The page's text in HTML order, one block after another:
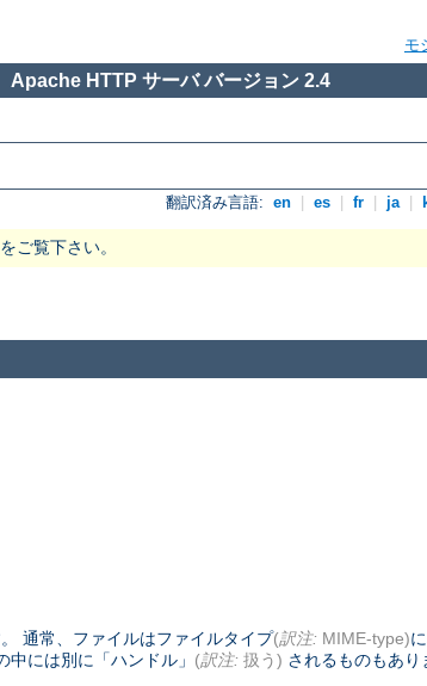
モ
Apache HTTP サーバ バージョン 2.4
翻訳済み言語: en es fr ja
ご覧下さい。
通常、ファイルはファイルタイプ(訳注: MIME-type)
には別に「ハンドル」 (訳注: 扱う) されるものもあり